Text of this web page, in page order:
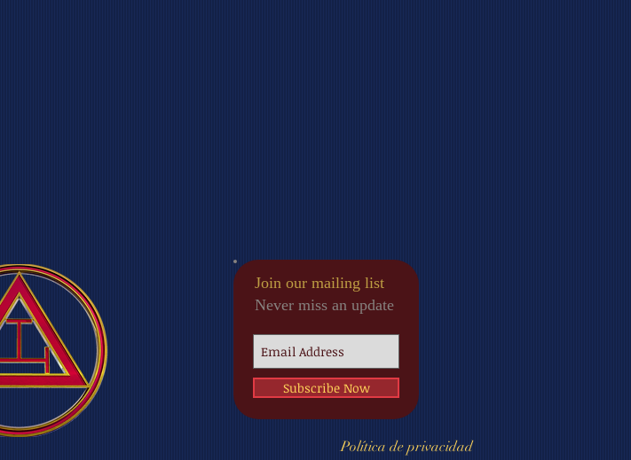
Join our mailing list
Never miss an update
Subscribe Now
Política de privacidad